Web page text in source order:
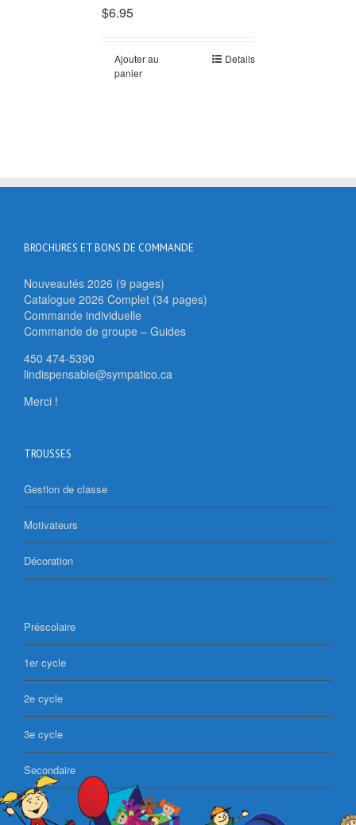
$6.95
Ajouter au
panier
Details
BROCHURES ET BONS DE COMMANDE
Nouveautés 2026 (9 pages)
Catalogue 2026 Complet (34 pages)
Commande individuelle
Commande de groupe – Guides
450 474-5390
lindispensable@sympatico.ca
Merci !
TROUSSES
Gestion de classe
Motivateurs
Décoration
Préscolaire
1er cycle
2e cycle
3e cycle
Secondaire